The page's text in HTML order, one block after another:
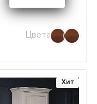
Цвета
Хит